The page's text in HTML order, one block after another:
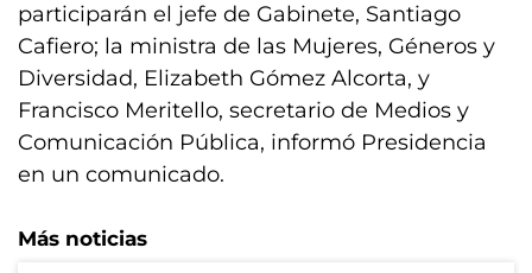
participarán el jefe de Gabinete, Santiago
Cafiero; la ministra de las Mujeres, Géneros y
Diversidad, Elizabeth Gómez Alcorta, y
Francisco Meritello, secretario de Medios y
Comunicación Pública, informó Presidencia
en un comunicado.
Más noticias